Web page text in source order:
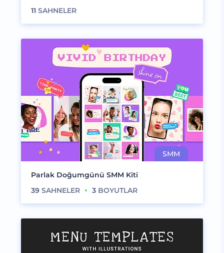
11 SAHNELER
Parlak Doğumgünü SMM Kiti
39 SAHNELER 3 BOYUTLAR